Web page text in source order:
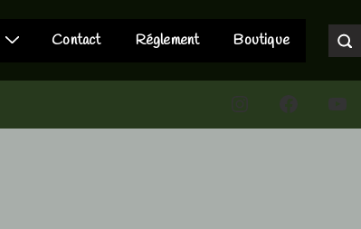
Contact Réglement Boutique